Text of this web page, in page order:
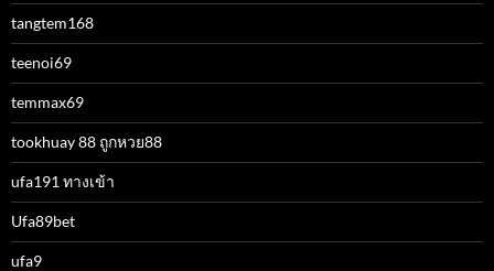
tangtem168
teenoi69
temmax69
tookhuay 88 ถูกหวย88
ufa191 ทางเข้า
Ufa89bet
ufa9